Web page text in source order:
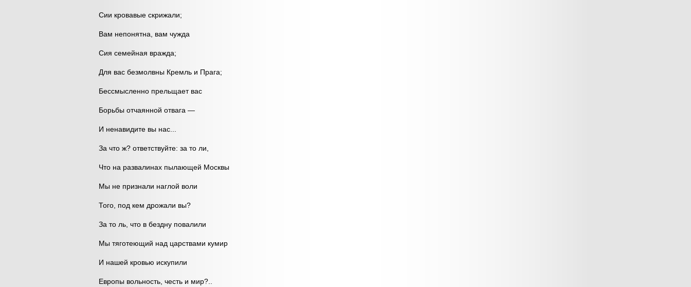
Сии кровавые скрижали;
Вам непонятна, вам чужда
Сия семейная вражда;
Для вас безмолвны Кремль и Прага;
Бессмысленно прельщает вас
Борьбы отчаянной отвага —
И ненавидите вы нас...
За что ж? ответствуйте: за то ли,
Что на развалинах пылающей Москвы
Мы не признали наглой воли
Того, под кем дрожали вы?
За то ль, что в бездну повалили
Мы тяготеющий над царствами кумир
И нашей кровью искупили
Европы вольность, честь и мир?..